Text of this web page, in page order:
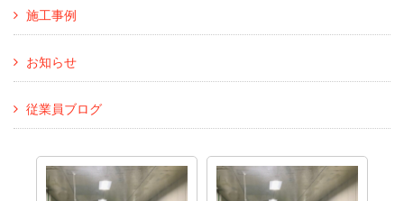
施工事例
お知らせ
従業員ブログ